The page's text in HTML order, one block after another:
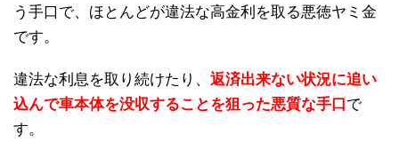
う手口で、ほとんどが違法な高金利を取る悪徳ヤミ金
です。
違法な利息を取り続けたり、 返済出来ない状況に追い
込んで車本体を没収することを狙った悪質な手口 で
す。